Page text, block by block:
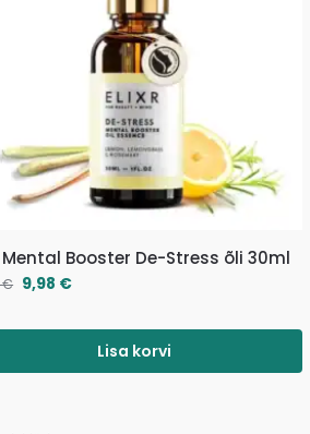
Mental Booster De-Stress õli 30ml
€ 9,98 €
Lisa korvi